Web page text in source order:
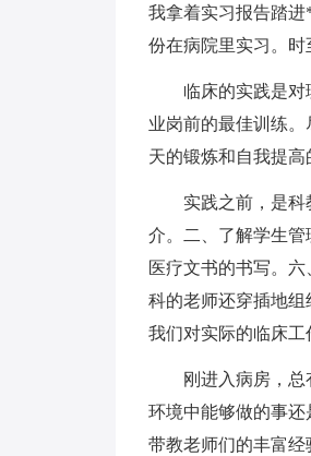
我拿着实习报告踏
份在病院里实习。时
临床的实践是对理
业岗前的最佳训练
天的锻炼和自我提高
实践之前，是科教
介。二、了解学生
医疗文书的书写。
科的老师还穿插地
我们对实际的临床工
刚进入病房，总有
环境中能够做的事还
带教老师们的丰富